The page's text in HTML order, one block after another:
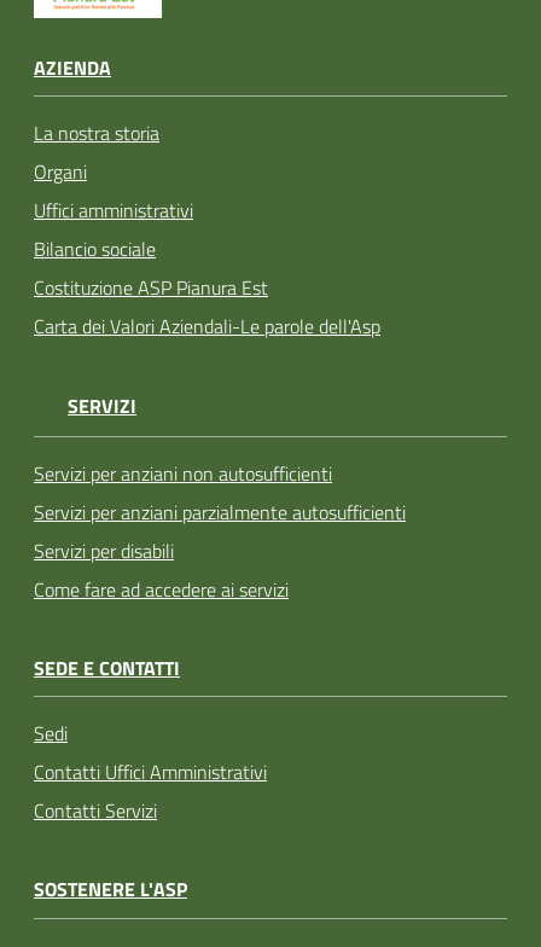
AZIENDA
La nostra storia
Organi
Uffici amministrativi
Bilancio sociale
Costituzione ASP Pianura Est
Carta dei Valori Aziendali-Le parole dell'Asp
SERVIZI
Servizi per anziani non autosufficienti
Servizi per anziani parzialmente autosufficienti
Servizi per disabili
Come fare ad accedere ai servizi
SEDE E CONTATTI
Sedi
Contatti Uffici Amministrativi
Contatti Servizi
SOSTENERE L'ASP